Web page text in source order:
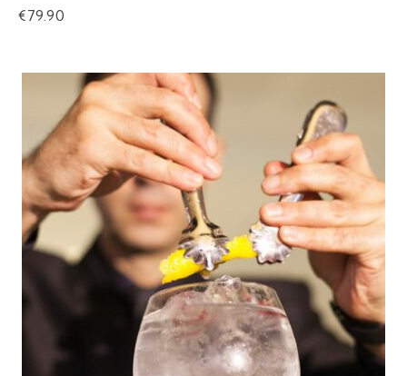
€79.90